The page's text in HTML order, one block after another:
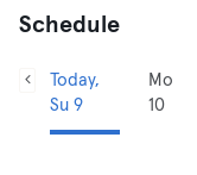
Schedule
Today,
Su 9
Mo
10